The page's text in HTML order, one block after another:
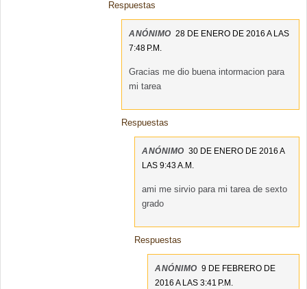
Respuestas
ANÓNIMO 28 DE ENERO DE 2016 A LAS
7:48 P.M.
Gracias me dio buena intormacion para
mi tarea
Respuestas
ANÓNIMO 30 DE ENERO DE 2016 A
LAS 9:43 A.M.
ami me sirvio para mi tarea de sexto
grado
Respuestas
ANÓNIMO 9 DE FEBRERO DE
2016 A LAS 3:41 P.M.